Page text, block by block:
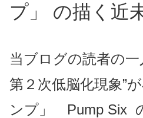
プ」 の描く近
当ブログの読者の
第２次低脳化現象”
ンプ」 Pump Six